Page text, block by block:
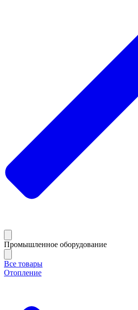
Промышленное оборудование
Все товары
Отопление